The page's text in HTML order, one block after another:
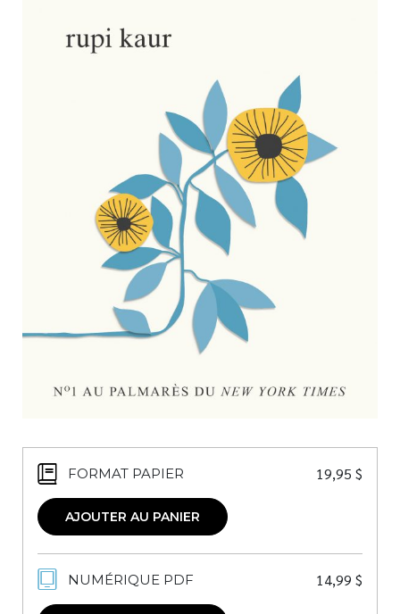
Numérique
À PROPOS
FORMAT PAPIER 19,95 $
AJOUTER AU PANIER
NUMÉRIQUE PDF 14,99 $